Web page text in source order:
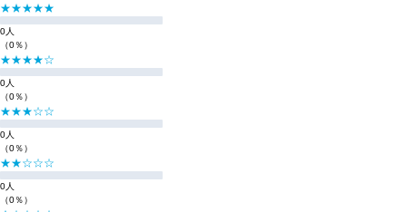
★★★★★
0人
（0％）
★★★★☆
0人
（0％）
★★★☆☆
0人
（0％）
★★☆☆☆
0人
（0％）